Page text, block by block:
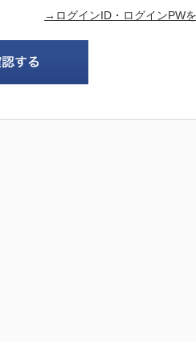
→ログインID・ログインPW